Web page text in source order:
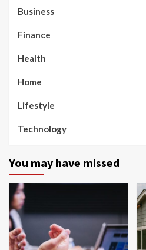
Business
Finance
Health
Home
Lifestyle
Technology
You may have missed